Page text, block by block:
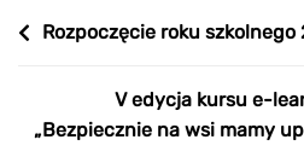
Nawigacja
Rozpoczęcie roku
V edycja kursu e-
„Bezpiecznie na wsi mamy